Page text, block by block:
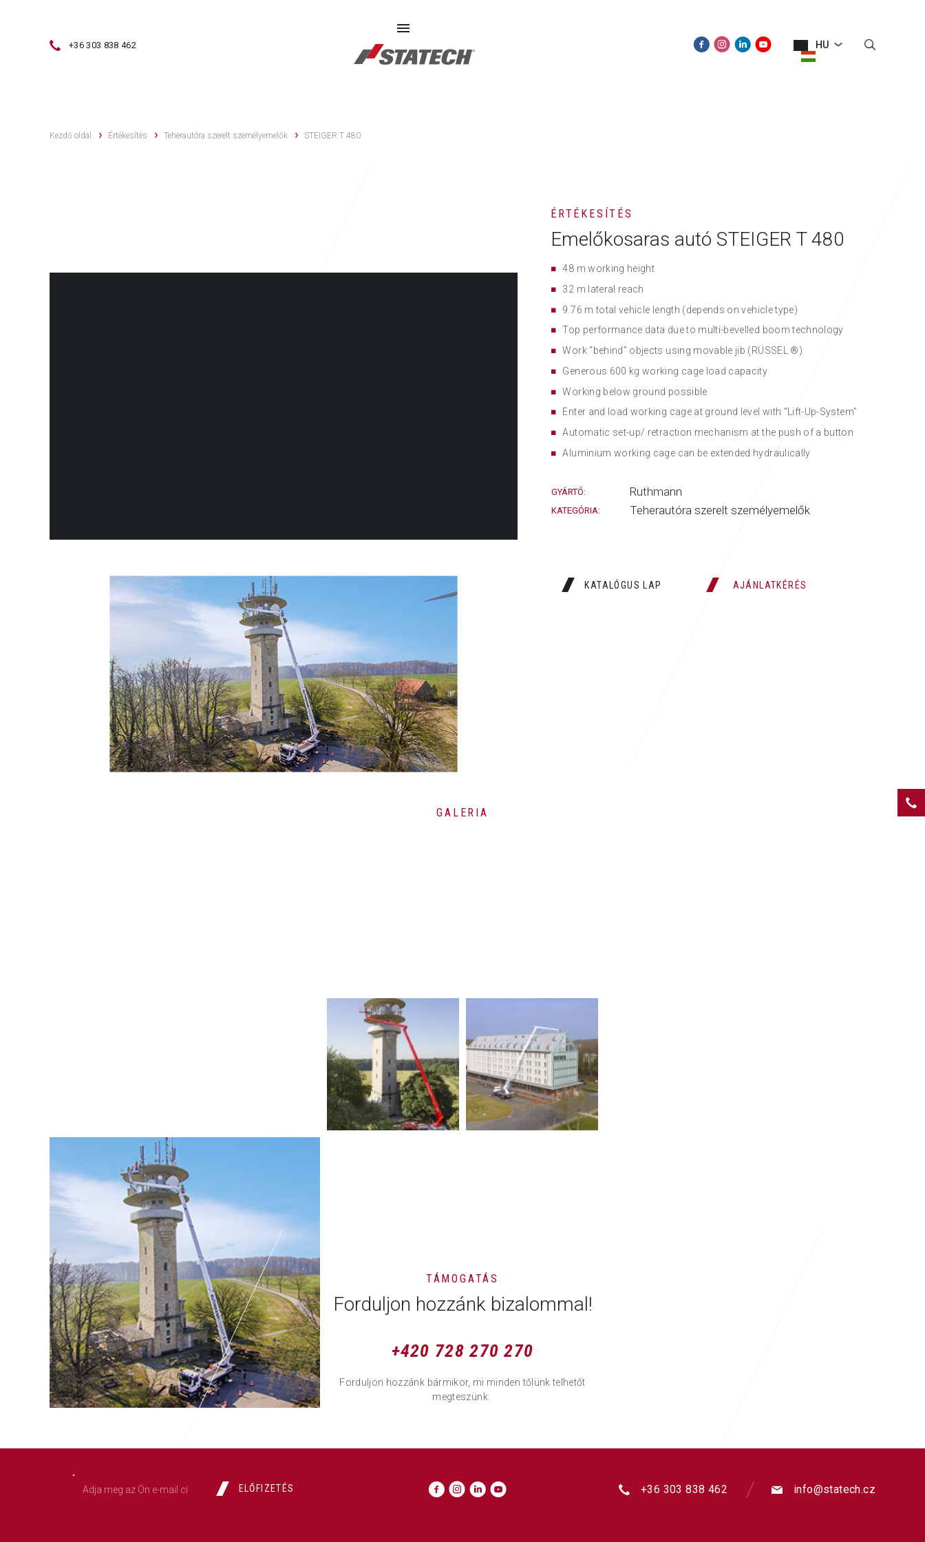
+36 303 838 462 HU
Kezdő oldal Értékesítés Teherautóra szerelt személyemelők STEIGER T 480
ÉRTÉKESÍTÉS
Emelőkosaras autó STEIGER T 480
48 m working height
32 m lateral reach
9.76 m total vehicle length (depends on vehicle type)
Top performance data due to multi-bevelled boom technology
Work “behind” objects using movable jib (RÜSSEL ®)
Generous 600 kg working cage load capacity
Working below ground possible
Enter and load working cage at ground level with “Lift-Up-System”
Automatic set-up/ retraction mechanism at the push of a button
Aluminium working cage can be extended hydraulically
GYÁRTÓ: Ruthmann
KATEGÓRIA: Teherautóra szerelt személyemelők
KATALÓGUS LAP AJÁNLATKÉRÉS
MOTOR TIPUS
Dízel
MUNKAVÉGZÉSI
MAGASSÁG MAX.
48 m
TEHERBÍRÁS
600 Kg
GALÉRIA
TÁMOGATÁS
Forduljon hozzánk bizalommal!
+420 728 270 270
Forduljon hozzánk bármikor, mi minden tőlünk telhetőt
megteszünk.
ELŐFIZETÉS +36 303 838 462 info@statech.cz